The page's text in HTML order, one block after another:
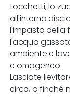
tocchetti, lo
all'interno
l'impasto della
l'acqua
ambiente e
e omogeneo.
Lasciate
circa, o finché